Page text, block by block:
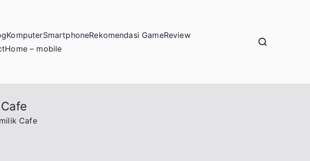
KomputerSmartphoneRekomendasi GameReview
Home – mobile
Cafe